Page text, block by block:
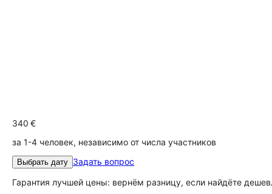
340 €
за 1-4 человек, независимо от числа участников
Выбрать дату Задать вопрос
Гарантия лучшей цены: вернём разницу, если найдёте